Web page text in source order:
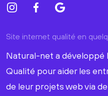
Site internet qualité en
Natural-net a
Qualité pour aider les
de leur projets web via